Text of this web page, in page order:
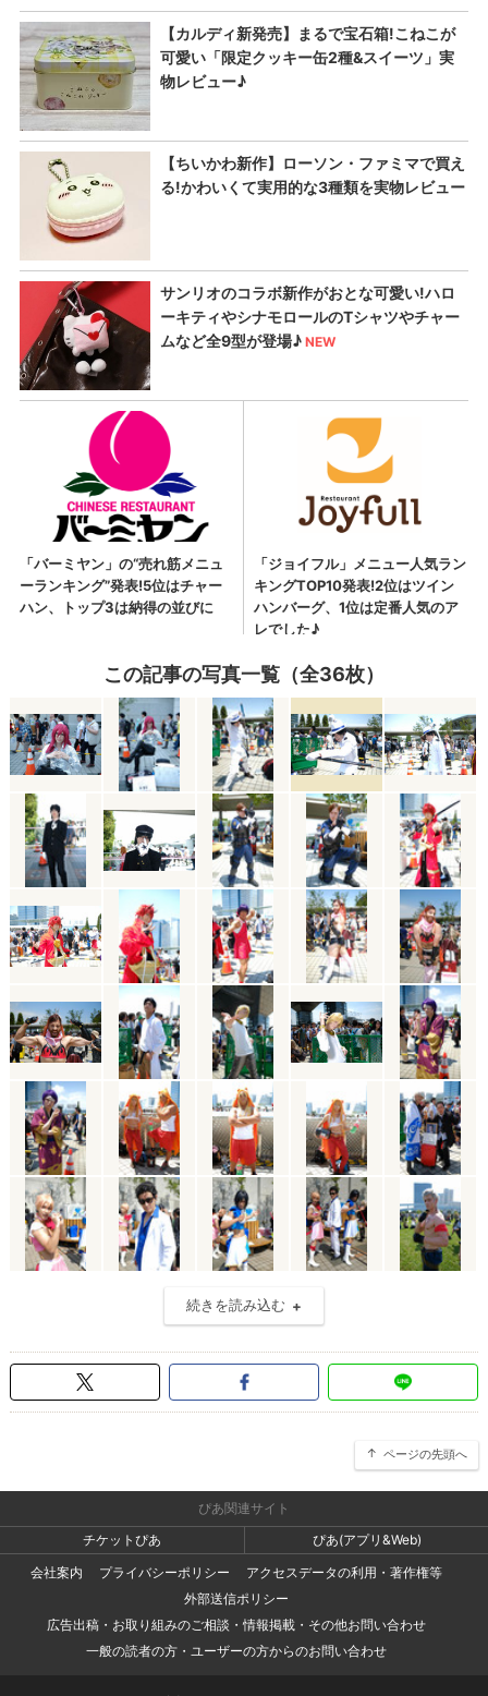
この記事の写真一覧（全36枚）
続きを読み込む
ページの先頭へ
ぴあ関連サイト
チケットぴあ
ぴあ(アプリ&Web)
会社案内
プライバシーポリシー
アクセスデータの利用・著作権等
外部送信ポリシー
広告出稿・お取り組みのご相談・情報掲載・その他お問い合わせ
一般の読者の方・ユーザーの方からのお問い合わせ